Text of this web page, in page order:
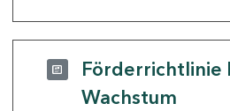
Förderrichtlinie
Wachstum